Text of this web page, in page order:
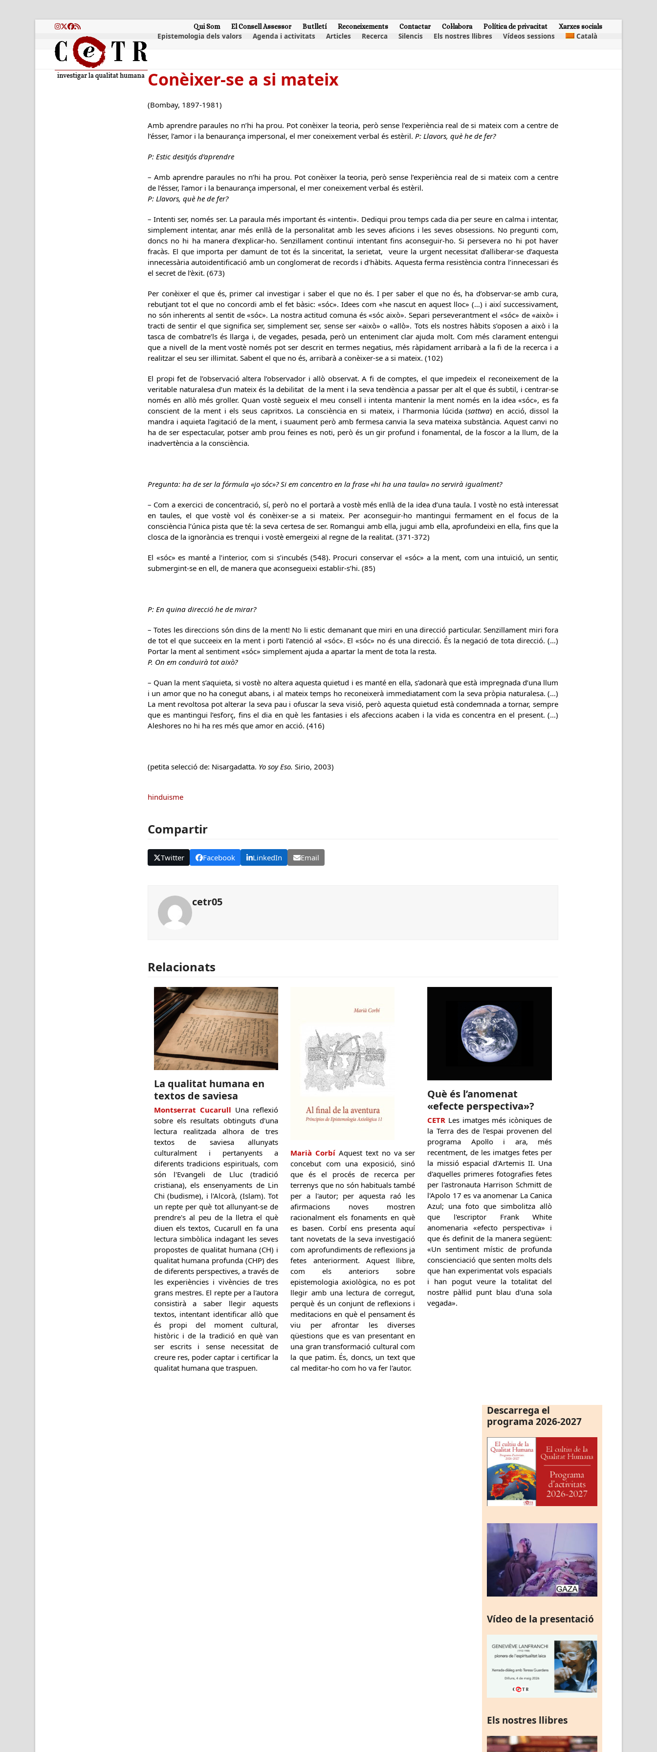
Instagram
Twitter
Facebook
RSS Qui Som El Consell Assessor Butlletí Reconeixements Contactar Col·labora Política de privacitat Xarxes socials
Epistemologia dels valors Agenda i activitats Articles Recerca Silencis Els nostres llibres Vídeos sessions Català
Conèixer-se a si mateix
(Bombay, 1897-1981)
Amb aprendre paraules no n’hi ha prou. Pot conèixer la teoria, però sense l’experiència real de si mateix com a centre de
l’ésser, l’amor i la benaurança impersonal, el mer coneixement verbal és estèril. P: Llavors, què he de fer?
P: Estic desitjós d’aprendre
– Amb aprendre paraules no n’hi ha prou. Pot conèixer la teoria, però sense l’experiència real de si mateix com a centre
de l’ésser, l’amor i la benaurança impersonal, el mer coneixement verbal és estèril.
P: Llavors, què he de fer?
– Intenti ser, només ser. La paraula més important és «intenti». Dediqui prou temps cada dia per seure en calma i intentar,
simplement intentar, anar més enllà de la personalitat amb les seves aficions i les seves obsessions. No pregunti com,
doncs no hi ha manera d’explicar-ho. Senzillament continuï intentant fins aconseguir-ho. Si persevera no hi pot haver
fracàs. El que importa per damunt de tot és la sinceritat, la serietat, veure la urgent necessitat d’alliberar-se d’aquesta
innecessària autoidentificació amb un conglomerat de records i d’hàbits. Aquesta ferma resistència contra l’innecessari és
el secret de l’èxit. (673)
Per conèixer el que és, primer cal investigar i saber el que no és. I per saber el que no és, ha d’observar-se amb cura,
rebutjant tot el que no concordi amb el fet bàsic: «sóc». Idees com «he nascut en aquest lloc» (…) i així successivament,
no són inherents al sentit de «sóc». La nostra actitud comuna és «sóc això». Separi perseverantment el «sóc» de «això» i
tracti de sentir el que significa ser, simplement ser, sense ser «això» o «allò». Tots els nostres hàbits s’oposen a això i la
tasca de combatre’ls és llarga i, de vegades, pesada, però un enteniment clar ajuda molt. Com més clarament entengui
que a nivell de la ment vostè només pot ser descrit en termes negatius, més ràpidament arribarà a la fi de la recerca i a
realitzar el seu ser il·limitat. Sabent el que no és, arribarà a conèixer-se a si mateix. (102)
El propi fet de l’observació altera l’observador i allò observat. A fi de comptes, el que impedeix el reconeixement de la
veritable naturalesa d’un mateix és la debilitat de la ment i la seva tendència a passar per alt el que és subtil, i centrar-se
només en allò més groller. Quan vostè segueix el meu consell i intenta mantenir la ment només en la idea «sóc», es fa
conscient de la ment i els seus capritxos. La consciència en si mateix, i l’harmonia lúcida (sattwa) en acció, dissol la
mandra i aquieta l’agitació de la ment, i suaument però amb fermesa canvia la seva mateixa substància. Aquest canvi no
ha de ser espectacular, potser amb prou feines es noti, però és un gir profund i fonamental, de la foscor a la llum, de la
inadvertència a la consciència.
Pregunta: ha de ser la fórmula «jo sóc»? Si em concentro en la frase «hi ha una taula» no servirà igualment?
– Com a exercici de concentració, sí, però no el portarà a vostè més enllà de la idea d’una taula. I vostè no està interessat
en taules, el que vostè vol és conèixer-se a si mateix. Per aconseguir-ho mantingui fermament en el focus de la
consciència l’única pista que té: la seva certesa de ser. Romangui amb ella, jugui amb ella, aprofundeixi en ella, fins que la
closca de la ignorància es trenqui i vostè emergeixi al regne de la realitat. (371-372)
El «sóc» es manté a l’interior, com si s’incubés (548). Procuri conservar el «sóc» a la ment, com una intuïció, un sentir,
submergint-se en ell, de manera que aconsegueixi establir-s’hi. (85)
P: En quina direcció he de mirar?
– Totes les direccions són dins de la ment! No li estic demanant que miri en una direcció particular. Senzillament miri fora
de tot el que succeeix en la ment i porti l’atenció al «sóc». El «sóc» no és una direcció. És la negació de tota direcció. (…)
Portar la ment al sentiment «sóc» simplement ajuda a apartar la ment de tota la resta.
P. On em conduirà tot això?
– Quan la ment s’aquieta, si vostè no altera aquesta quietud i es manté en ella, s’adonarà que està impregnada d’una llum
i un amor que no ha conegut abans, i al mateix temps ho reconeixerà immediatament com la seva pròpia naturalesa. (…)
La ment revoltosa pot alterar la seva pau i ofuscar la seva visió, però aquesta quietud està condemnada a tornar, sempre
que es mantingui l’esforç, fins el dia en què les fantasies i els afeccions acaben i la vida es concentra en el present. (…)
Aleshores no hi ha res més que amor en acció. (416)
(petita selecció de: Nisargadatta. Yo soy Eso. Sirio, 2003)
hinduisme
Compartir
Twitter Facebook LinkedIn Email
cetr05
Relacionats
La qualitat humana en
textos de saviesa
Montserrat Cucarull Una reflexió
sobre els resultats obtinguts d'una
lectura realitzada alhora de tres
textos de saviesa allunyats
culturalment i pertanyents a
diferents tradicions espirituals, com
són l'Evangeli de Lluc (tradició
cristiana), els ensenyaments de Lin
Chi (budisme), i l'Alcorà, (Islam). Tot
un repte per què tot allunyant-se de
prendre's al peu de la lletra el què
diuen els textos, Cucarull en fa una
lectura simbòlica indagant les seves
propostes de qualitat humana (CH) i
qualitat humana profunda (CHP) des
de diferents perspectives, a través de
les experiències i vivències de tres
grans mestres. El repte per a l'autora
consistirà a saber llegir aquests
textos, intentant identificar allò que
és propi del moment cultural,
històric i de la tradició en què van
ser escrits i sense necessitat de
creure res, poder captar i certificar la
qualitat humana que traspuen.
Marià Corbí Aquest text no va ser
concebut com una exposició, sinó
que és el procés de recerca per
terrenys que no són habituals també
per a l'autor; per aquesta raó les
afirmacions noves mostren
racionalment els fonaments en què
es basen. Corbí ens presenta aquí
tant novetats de la seva investigació
com aprofundiments de reflexions ja
fetes anteriorment. Aquest llibre,
com els anteriors sobre
epistemologia axiològica, no es pot
llegir amb una lectura de corregut,
perquè és un conjunt de reflexions i
meditacions en què el pensament és
viu per afrontar les diverses
qüestions que es van presentant en
una gran transformació cultural com
la que patim. És, doncs, un text que
cal meditar-ho com ho va fer l'autor.
Què és l’anomenat
«efecte perspectiva»?
CETR Les imatges més icòniques de
la Terra des de l'espai provenen del
programa Apol·lo i ara, més
recentment, de les imatges fetes per
la missió espacial d'Artemis II. Una
d'aquelles primeres fotografies fetes
per l'astronauta Harrison Schmitt de
l'Apolo 17 es va anomenar La Canica
Azul; una foto que simbolitza allò
que l'escriptor Frank White
anomenaria «efecto perspectiva» i
que és definit de la manera següent:
«Un sentiment místic de profunda
conscienciació que senten molts dels
que han experimentat vols espacials
i han pogut veure la totalitat del
nostre pàl·lid punt blau d'una sola
vegada».
Descarrega el
programa 2026-2027
Vídeo de la presentació
Els nostres llibres